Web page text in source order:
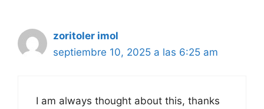
zoritoler imol
septiembre 10, 2025 a las 6:25 am
I am always thought about this, thanks